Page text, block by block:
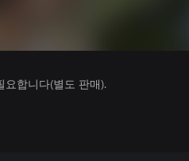
합니다(별도 판매).